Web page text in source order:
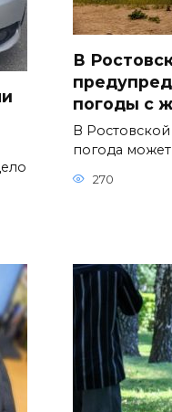
В
погоды с
В Ростовской
погода
270